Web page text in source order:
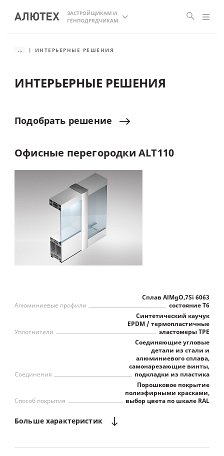
ЗАСТРОЙЩИКАМ И
ГЕНПОДРЯДЧИКАМ
... ИНТЕРЬЕРНЫЕ РЕШЕНИЯ
ИНТЕРЬЕРНЫЕ РЕШЕНИЯ
Подобрать решение
Офисные перегородки ALT110
Сплав AlMgO,7Si 6063
состояние Т6
Алюминиевые профили
Синтетический каучук
EPDM / термопластичные
эластомеры TPE
Уплотнители
Соединяющие угловые
детали из стали и
алюминиевого сплава,
самонарезающие винты,
подкладки из пластика
Соединения
Порошковое покрытие
полиэфирными красками,
выбор цвета по шкале RAL
Способ покрытия
Большехарактеристик